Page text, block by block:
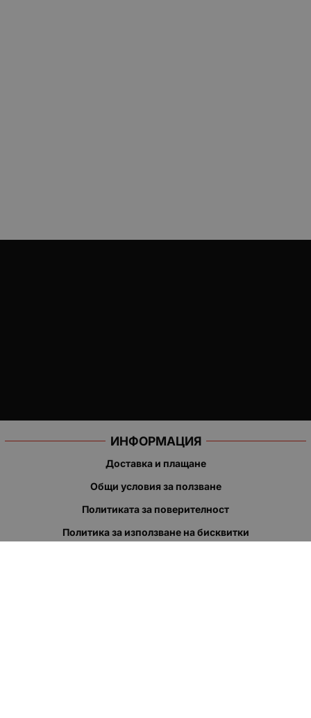
ИНФОРМАЦИЯ
Доставка и плащане
Общи условия за ползване
Политиката за поверителност
Политика за използване на бисквитки